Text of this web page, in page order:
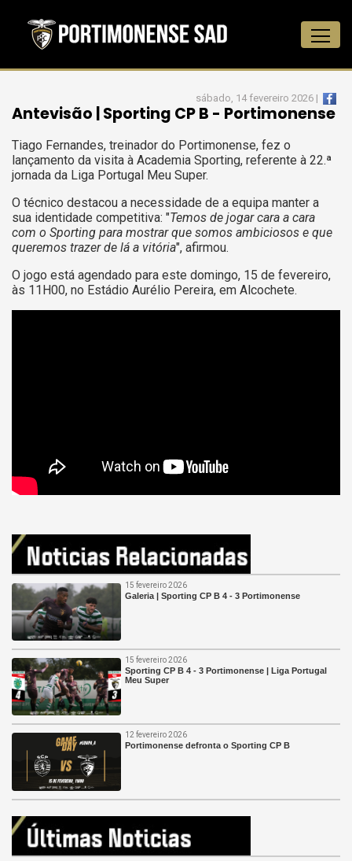
sábado, 14 fevereiro 2026 |
Antevisão | Sporting CP B - Portimonense
Tiago Fernandes, treinador do Portimonense, fez o
lançamento da visita à Academia Sporting, referente à 22.ª
jornada da Liga Portugal Meu Super.
O técnico destacou a necessidade de a equipa manter a
sua identidade competitiva: "Temos de jogar cara a cara
com o Sporting para mostrar que somos ambiciosos e que
queremos trazer de lá a vitória", afirmou.
O jogo está agendado para este domingo, 15 de fevereiro,
às 11H00, no Estádio Aurélio Pereira, em Alcochete.
15 fevereiro 2026
Galeria | Sporting CP B 4 - 3 Portimonense
15 fevereiro 2026
Sporting CP B 4 - 3 Portimonense | Liga Portugal
Meu Super
12 fevereiro 2026
Portimonense defronta o Sporting CP B